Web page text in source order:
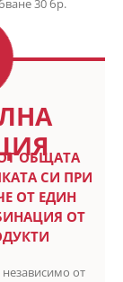
30 бр.
ОТ ОБЩАТА
СИ ПРИ
ОТ ЕДИН
ОТ
от